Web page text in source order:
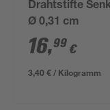
Drahtstifte
Ø 0,31 cm
16,99 €
3,40 € / Kilogramm